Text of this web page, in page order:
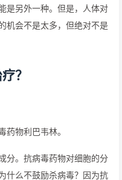
是另外一种。但是，人体对
机会不是太多，但绝对不是
？
药物利巴韦林。
分。抗病毒药物对细胞的分
什么不鼓励杀病毒？因为抗